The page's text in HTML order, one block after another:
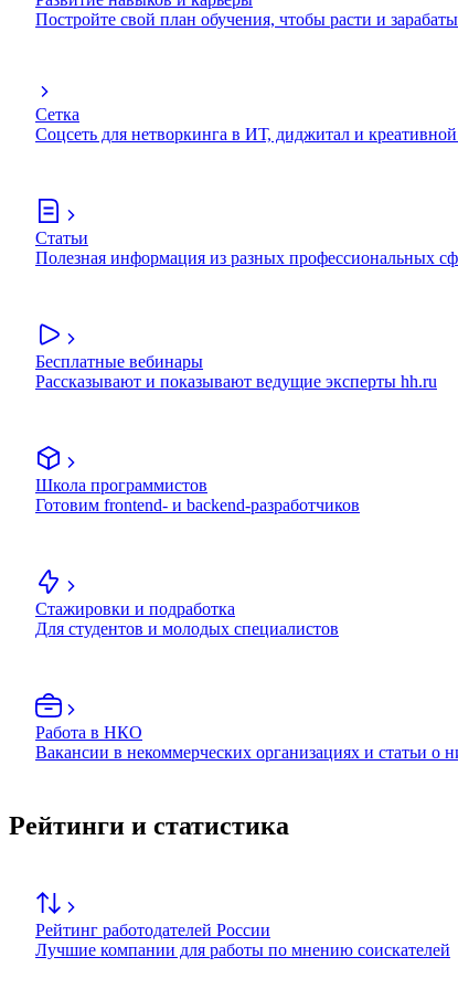
Постройте свой план обучения, чтобы расти и
Сетка
Соцсеть для нетворкинга в ИТ, диджитал и
Статьи
Полезная информация из разных профессиональных
Бесплатные вебинары
Рассказывают и показывают ведущие эксперты hh.ru
Школа программистов
Готовим frontend- и backend-разработчиков
Стажировки и подработка
Для студентов и молодых специалистов
Работа в НКО
Вакансии в некоммерческих организациях и статьи о
Рейтинги и статистика
Рейтинг работодателей России
Лучшие компании для работы по мнению соискателей